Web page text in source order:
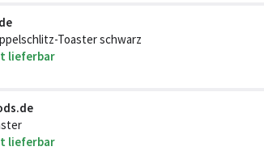
Toaster schwarz
lieferbar
lieferbar